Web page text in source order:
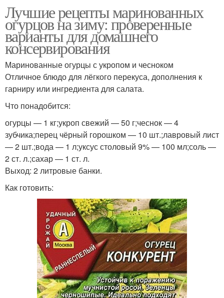
Лучшие рецепты маринованных
огурцов на зиму: проверенные
варианты для домашнего
консервирования
Маринованные огурцы с укропом и чесноком
Отличное блюдо для лёгкого перекуса, дополнения к
гарниру или ингредиента для салата.
Что понадобится:
огурцы — 1 кг;укроп свежий — 50 г;чеснок — 4
зубчика;перец чёрный горошком — 10 шт.;лавровый лист
— 2 шт.;вода — 1 л;уксус столовый 9% — 100 мл;соль —
2 ст. л.;сахар — 1 ст. л.
Выход: 2 литровые банки.
Как готовить: